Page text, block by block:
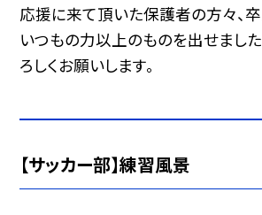
応援に来て頂いた保護者の方々、
いつもの力以上のものを出せまし
ろしくお願いします。
【サッカー部】練習風景